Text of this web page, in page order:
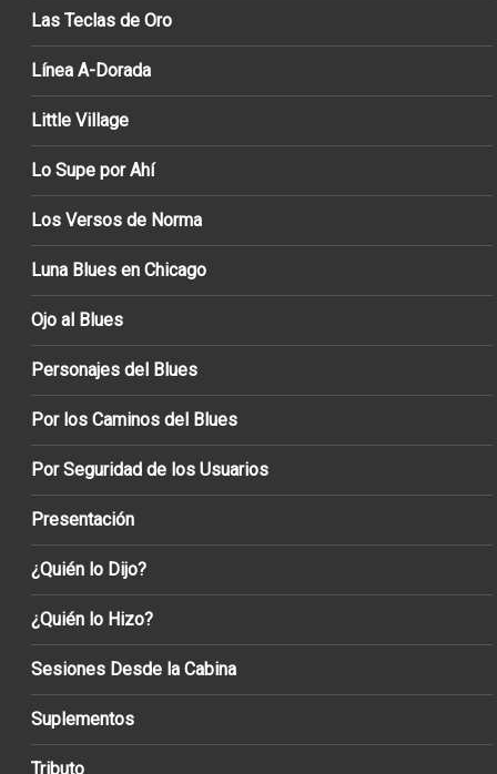
Las Teclas de Oro
Línea A-Dorada
Little Village
Lo Supe por Ahí
Los Versos de Norma
Luna Blues en Chicago
Ojo al Blues
Personajes del Blues
Por los Caminos del Blues
Por Seguridad de los Usuarios
Presentación
¿Quién lo Dijo?
¿Quién lo Hizo?
Sesiones Desde la Cabina
Suplementos
Tributo